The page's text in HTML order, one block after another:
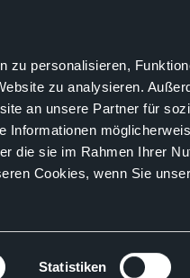
zu personalisieren,
zu analysieren.
an unsere Partner für
Informationen
die sie im Rahmen Ihrer
Cookies, wenn Sie
Statistiken